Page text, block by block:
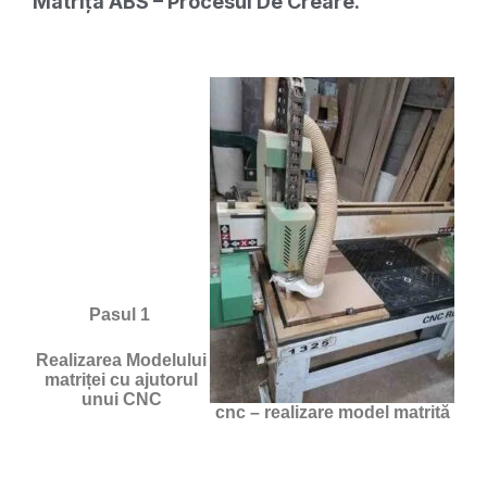
cnc – realizare model matrită
Pasul 1
Realizarea Modelului
matriței cu ajutorul
unui CNC